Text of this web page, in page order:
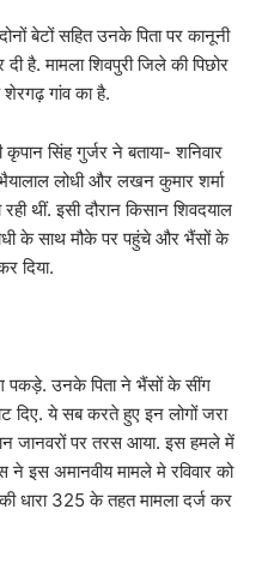
बेटों सहित उनके पिता पर कानूनी
है. मामला शिवपुरी जिले की पिछोर
शेरगढ़ गांव का है.
सिंह गुर्जर ने बताया- शनिवार
लोधी और लखन कुमार शर्मा
थीं. इसी दौरान किसान शिवदयाल
के साथ मौके पर पहुंचे और भैंसों के
दिया.
पकड़े. उनके पिता ने भैंसों के सींग
दिए. ये सब करते हुए इन लोगों जरा
जानवरों पर तरस आया. इस हमले में
इस अमानवीय मामले मे रविवार को
धारा 325 के तहत मामला दर्ज कर